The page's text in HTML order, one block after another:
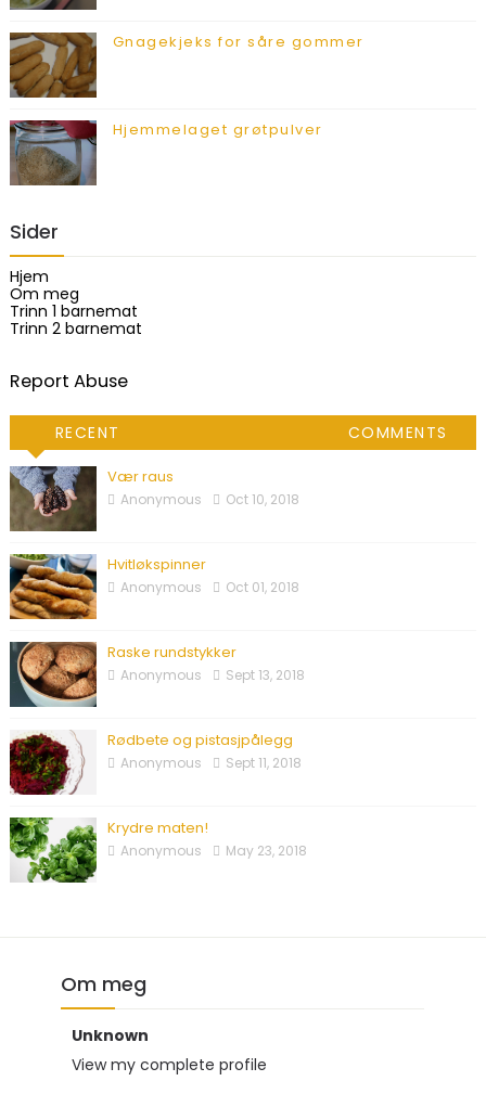
Gnagekjeks for såre gommer
Hjemmelaget grøtpulver
Sider
Hjem
Om meg
Trinn 1 barnemat
Trinn 2 barnemat
Report Abuse
RECENT COMMENTS
Vær raus
Anonymous Oct 10, 2018
Hvitløkspinner
Anonymous Oct 01, 2018
Raske rundstykker
Anonymous Sept 13, 2018
Rødbete og pistasjpålegg
Anonymous Sept 11, 2018
Krydre maten!
Anonymous May 23, 2018
Om meg
Unknown
View my complete profile